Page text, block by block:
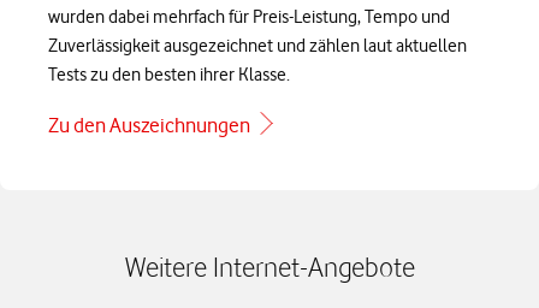
wurden dabei mehrfach für Preis-Leistung, Tempo und
Zuverlässigkeit ausgezeichnet und zählen laut aktuellen
Tests zu den besten ihrer Klasse.
Zu den Auszeichnungen
Weitere Internet-Angebote